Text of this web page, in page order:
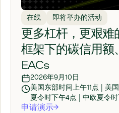
在线 即将举办的活动
更多杠杆，更艰难
框架下的碳信用额
EACs
2026年9月10日
美国东部时间上午11点 | 美
夏令时下午4点 | 中欧夏令
申请演示